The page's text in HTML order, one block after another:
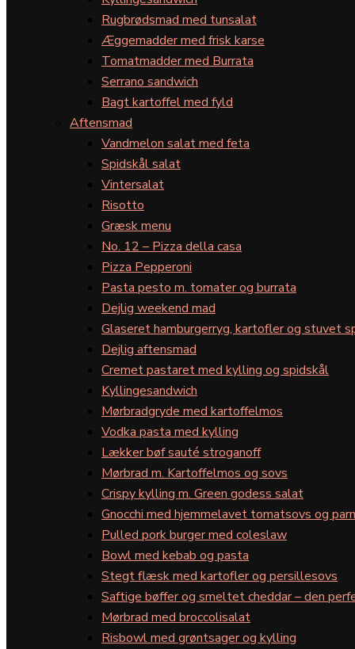
Rugbrødsmad med tunsalat
Æggemadder med frisk karse
Tomatmadder med Burrata
Serrano sandwich
Bagt kartoffel med fyld
Aftensmad
Vandmelon salat med feta
Spidskål salat
Vintersalat
Risotto
Græsk menu
No. 12 – Pizza della casa
Pizza Pepperoni
Pasta pesto m. tomater og burrata
Dejlig weekend mad
Glaseret hamburgerryg, kartofler og stuvet
Dejlig aftensmad
Cremet pastaret med kylling og spidskål
Kyllingesandwich
Mørbradgryde med kartoffelmos
Vodka pasta med kylling
Lækker bøf sauté stroganoff
Mørbrad m. Kartoffelmos og sovs
Crispy kylling m. Green godess salat
Gnocchi med hjemmelavet tomatsovs og
Pulled pork burger med coleslaw
Bowl med kebab og pasta
Stegt flæsk med kartofler og persillesovs
Saftige bøffer og smeltet cheddar – den
Mørbrad med broccolisalat
Risbowl med grøntsager og kylling